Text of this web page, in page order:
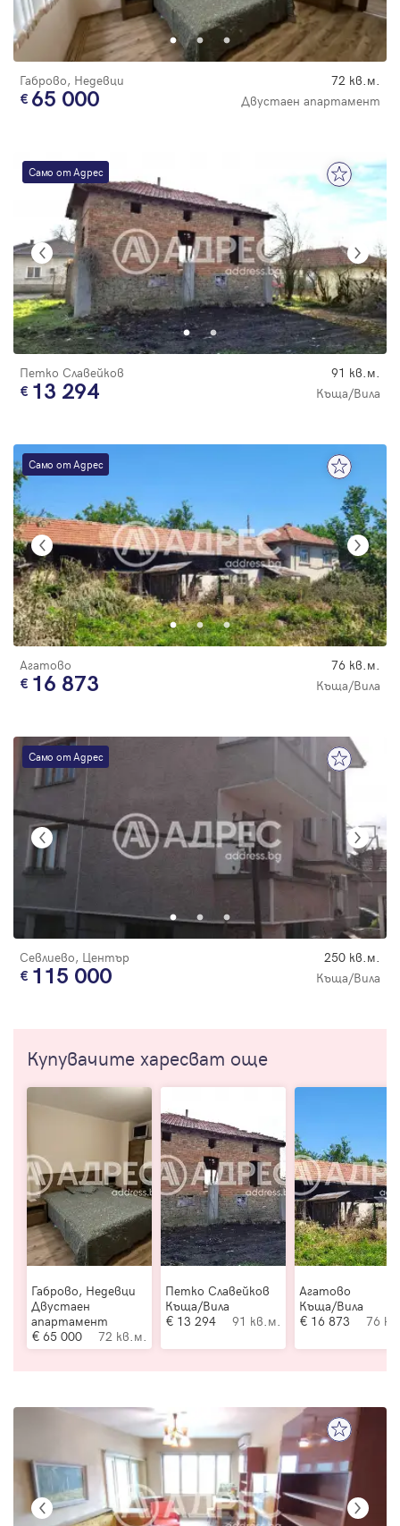
Габрово, Недевци 72 кв.м.
65 000 Двустаен апартамент
Само от Адрес
Петко Славейков 91 кв.м.
13 294 Къща/Вила
Само от Адрес
Агатово 76 кв.м.
16 873 Къща/Вила
Само от Адрес
Севлиево, Център 250 кв.м.
115 000 Къща/Вила
Купувачите харесват още
Габрово, Недевци
Двустаен
апартамент
65 000
72 кв.м.
Петко Славейков
Къща/Вила
13 294
91 кв.м.
Агатово
Къща/Вила
16 873
76
Парола
Забравена парола
Регистрация